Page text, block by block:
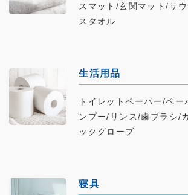
スマット/玄関マット/サ
スタオル
生活用品
トイレットペーパー/ペー
ンプー/リンス/歯ブラシ/
ックグローブ
寝具